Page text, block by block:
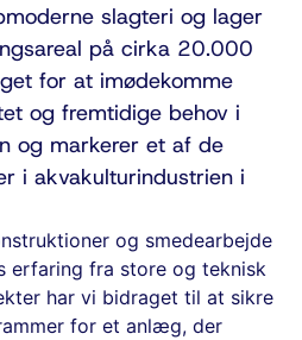
slagteri og lager
på cirka 20.000
for at imødekomme
og fremtidige behov i
og markerer et af de
i akvakulturindustrien i
og smedearbejde
erfaring fra store og teknisk
har vi bidraget til at sikre
for et anlæg, der